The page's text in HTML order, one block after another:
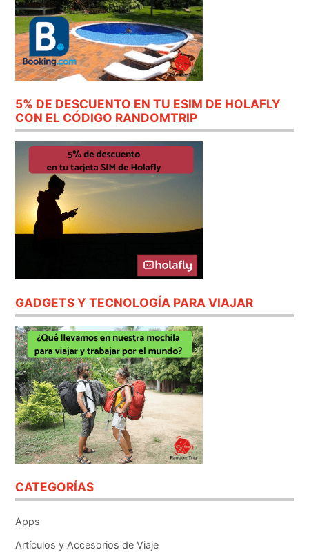
5% DE DESCUENTO EN TU ESIM DE HOLAFLY
CON EL CÓDIGO RANDOMTRIP
GADGETS Y TECNOLOGÍA PARA VIAJAR
CATEGORÍAS
Apps
Artículos y Accesorios de Viaje